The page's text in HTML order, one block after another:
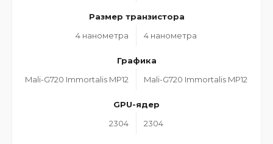
Размер транзистора
4 нанометра
4 нанометра
Графика
Mali-G720 Immortalis MP12
Mali-G720 Immortalis MP12
GPU-ядер
2304
2304